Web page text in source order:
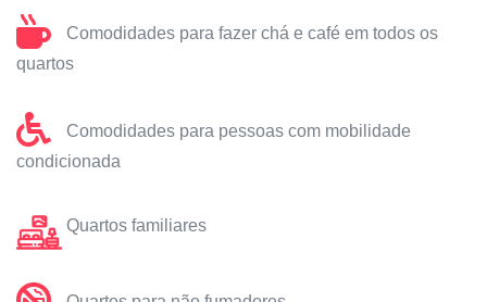
Comodidades para fazer chá e café em todos os
quartos
Comodidades para pessoas com mobilidade
condicionada
Quartos familiares